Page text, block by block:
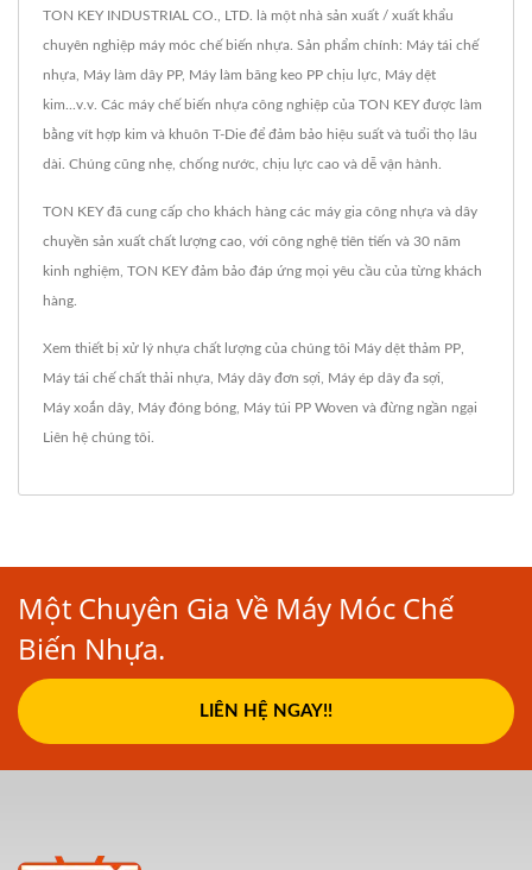
TON KEY INDUSTRIAL CO., LTD. là một nhà sản xuất / xuất khẩu
chuyên nghiệp máy móc chế biến nhựa. Sản phẩm chính: Máy tái chế
nhựa, Máy làm dây PP, Máy làm băng keo PP chịu lực, Máy dệt
kim...v.v. Các máy chế biến nhựa công nghiệp của TON KEY được làm
bằng vít hợp kim và khuôn T-Die để đảm bảo hiệu suất và tuổi thọ lâu
dài. Chúng cũng nhẹ, chống nước, chịu lực cao và dễ vận hành.
TON KEY đã cung cấp cho khách hàng các máy gia công nhựa và dây
chuyền sản xuất chất lượng cao, với công nghệ tiên tiến và 30 năm
kinh nghiệm, TON KEY đảm bảo đáp ứng mọi yêu cầu của từng khách
hàng.
Xem thiết bị xử lý nhựa chất lượng của chúng tôi Máy dệt thảm PP
Máy tái chế chất thải nhựa Máy dây đơn sợi Máy ép dây đa sợi
Máy xoắn dây Máy đóng bóng Máy túi PP Woven và đừng ngần ngại
Liên hệ chúng tôi
Một Chuyên Gia Về Máy Móc Chế
Biến Nhựa.
LIÊN HỆ NGAY!!